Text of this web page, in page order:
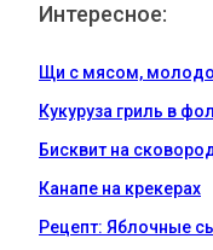
Интересное:
Щи с мясом,
Кукуруза гриль в
Бисквит на
Канапе на крекерах
Рецепт: Яблочные